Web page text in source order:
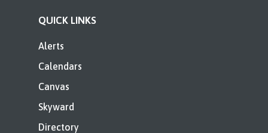
QUICK LINKS
Alerts
Calendars
Canvas
Skyward
Directory